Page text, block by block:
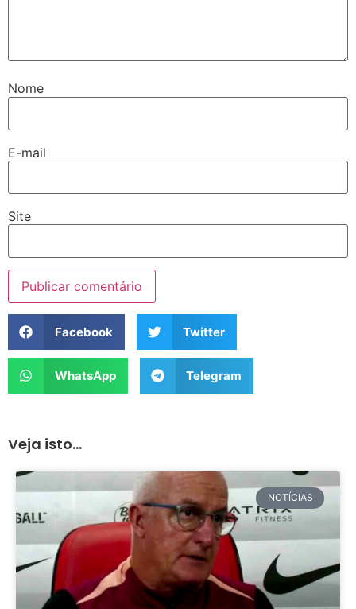
Nome
E-mail
Site
Facebook Twitter
WhatsApp Telegram
Veja isto...
NOTÍCIAS